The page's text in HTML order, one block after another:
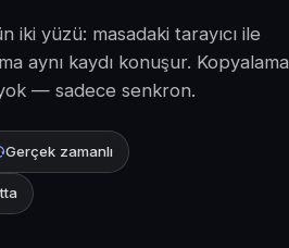
iki yüzü: masadaki tarayıcı ile
aynı kaydı konuşur. Kopyalama
— sadece senkron.
Gerçek zamanlı